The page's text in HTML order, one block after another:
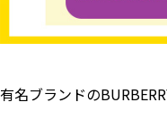
有名ブランドの